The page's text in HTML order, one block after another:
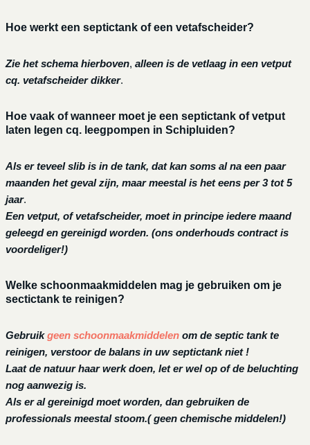
Hoe werkt een septictank of een vetafscheider?
Zie het schema hierboven, alleen is de vetlaag in een vetput
cq. vetafscheider dikker.
Hoe vaak of wanneer moet je een septictank of vetput
laten legen cq. leegpompen in Schipluiden?
Als er teveel slib is in de tank, dat kan soms al na een paar
maanden het geval zijn, maar meestal is het eens per 3 tot 5
jaar.
Een vetput, of vetafscheider, moet in principe iedere maand
geleegd en gereinigd worden. (ons onderhouds contract is
voordeliger!)
Welke schoonmaakmiddelen mag je gebruiken om je
sectictank te reinigen?
Gebruikgeen schoonmaakmiddelen om de septic tank te
reinigen, verstoor de balans in uw septictank niet !
Laat de natuur haar werk doen, let er wel op of de beluchting
nog aanwezig is.
Als er al gereinigd moet worden, dan gebruiken de
professionals meestal stoom.( geen chemische middelen!)